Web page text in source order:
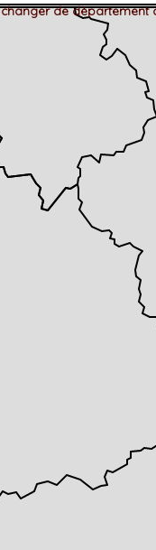
de département